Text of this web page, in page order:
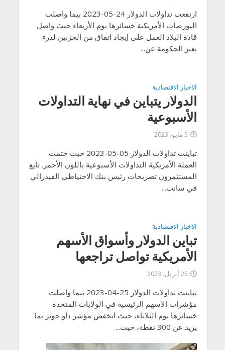
ارتفعت تداولات الدولار 24-05-2023 بيما واصلت
البورصات الأمريكية خسائرها يوم الأربعاء حيث واصل
قادة البلاد العمل على إيجاد اتفاق من الحزبين لدرء
تعثر الحكومة عن...
الاخبار الاقتصادية
الدولار يتباين في نهاية التداولات
الأسبوعية
5 مايو، 2023
تباينت تداولات الدولار 05-05-2023 حيث ختمت
العملة الأمريكية التداولات الأسبوعية باللون الأحمر. تابع
المستثمرون تصريحات رئيس بنك الاحتياطي الفيدرالي
في سانت...
الاخبار الاقتصادية
تباين الدولار وأسواق الأسهم
الأمريكية تواصل تراجعها
25 أبريل، 2023
تباينت تداولات الدولار 25-04-2023 بنما واصلت
مؤشرات الأسهم الرئيسية في الولايات المتحدة
خسائرها يوم الثلاثاء، حيث انخفض مؤشر داو جونز بما
يزيد عن 300 نقطة، حيث...